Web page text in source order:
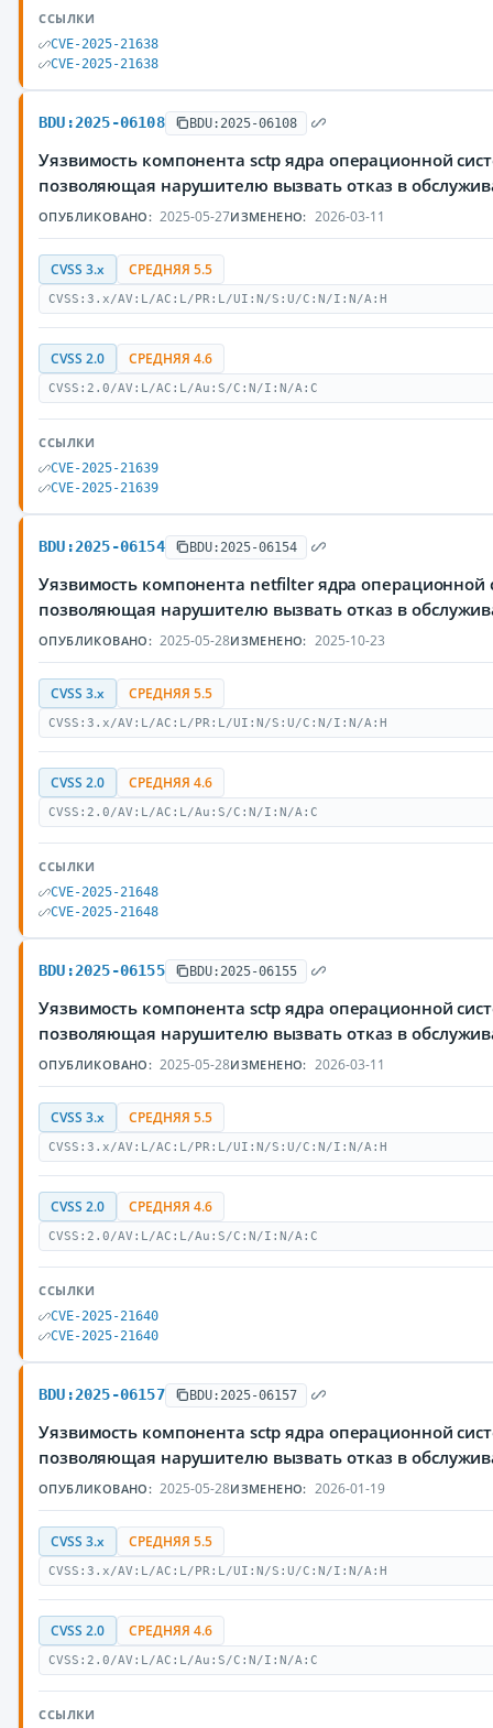
ССЫЛКИ
CVE-2025-21638
CVE-2025-21638
BDU:2025-06108 BDU:2025-06108
Уязвимость компонента sctp ядра операционной
позволяющая нарушителю вызвать отказ в
ОПУБЛИКОВАНО: 2025-05-27ИЗМЕНЕНО: 2026-03-11
CVSS 3.x СРЕДНЯЯ 5.5
CVSS:3.x/AV:L/AC:L/PR:L/UI:N/S:U/C:N/I:N/A:H
CVSS 2.0 СРЕДНЯЯ 4.6
CVSS:2.0/AV:L/AC:L/Au:S/C:N/I:N/A:C
ССЫЛКИ
CVE-2025-21639
CVE-2025-21639
BDU:2025-06154 BDU:2025-06154
Уязвимость компонента netfilter ядра операционной
позволяющая нарушителю вызвать отказ в
ОПУБЛИКОВАНО: 2025-05-28ИЗМЕНЕНО: 2025-10-23
CVSS 3.x СРЕДНЯЯ 5.5
CVSS:3.x/AV:L/AC:L/PR:L/UI:N/S:U/C:N/I:N/A:H
CVSS 2.0 СРЕДНЯЯ 4.6
CVSS:2.0/AV:L/AC:L/Au:S/C:N/I:N/A:C
ССЫЛКИ
CVE-2025-21648
CVE-2025-21648
BDU:2025-06155 BDU:2025-06155
Уязвимость компонента sctp ядра операционной
позволяющая нарушителю вызвать отказ в
ОПУБЛИКОВАНО: 2025-05-28ИЗМЕНЕНО: 2026-03-11
CVSS 3.x СРЕДНЯЯ 5.5
CVSS:3.x/AV:L/AC:L/PR:L/UI:N/S:U/C:N/I:N/A:H
CVSS 2.0 СРЕДНЯЯ 4.6
CVSS:2.0/AV:L/AC:L/Au:S/C:N/I:N/A:C
ССЫЛКИ
CVE-2025-21640
CVE-2025-21640
BDU:2025-06157 BDU:2025-06157
Уязвимость компонента sctp ядра операционной
позволяющая нарушителю вызвать отказ в
ОПУБЛИКОВАНО: 2025-05-28ИЗМЕНЕНО: 2026-01-19
CVSS 3.x СРЕДНЯЯ 5.5
CVSS:3.x/AV:L/AC:L/PR:L/UI:N/S:U/C:N/I:N/A:H
CVSS 2.0 СРЕДНЯЯ 4.6
CVSS:2.0/AV:L/AC:L/Au:S/C:N/I:N/A:C
ССЫЛКИ